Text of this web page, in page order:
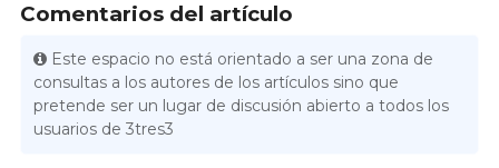
Comentarios del artículo
Este espacio no está orientado a ser una zona de
consultas a los autores de los artículos sino que
pretende ser un lugar de discusión abierto a todos los
usuarios de 3tres3